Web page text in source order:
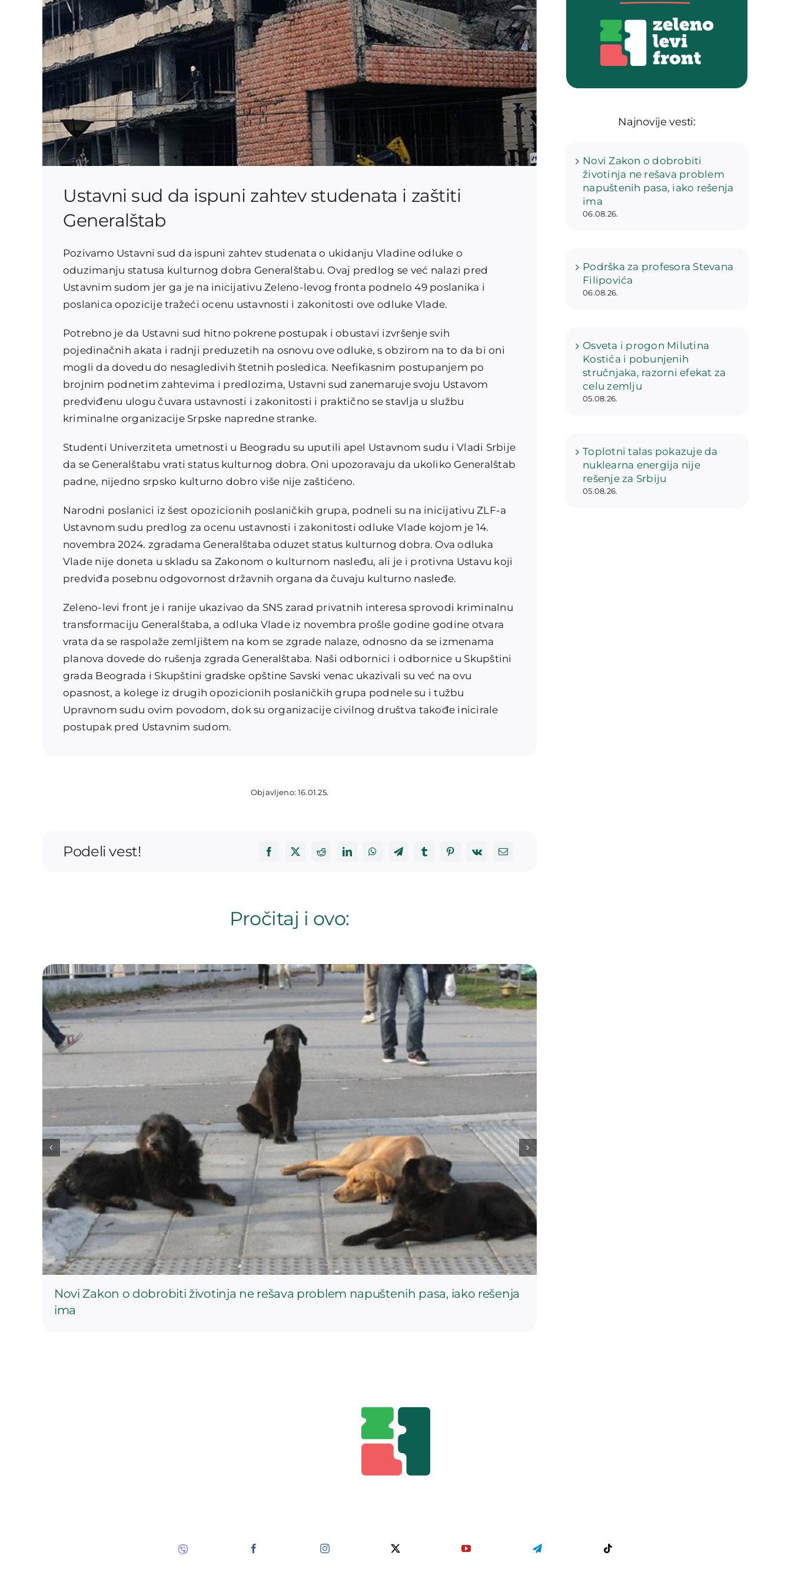
Ustavni sud da ispuni zahtev studenata i zaštiti
Generalštab
Pozivamo Ustavni sud da ispuni zahtev studenata o ukidanju Vladine odluke o
oduzimanju statusa kulturnog dobra Generalštabu. Ovaj predlog se već nalazi pred
Ustavnim sudom jer ga je na inicijativu Zeleno-levog fronta podnelo 49 poslanika i
poslanica opozicije tražeći ocenu ustavnosti i zakonitosti ove odluke Vlade.
Potrebno je da Ustavni sud hitno pokrene postupak i obustavi izvršenje svih
pojedinačnih akata i radnji preduzetih na osnovu ove odluke, s obzirom na to da bi oni
mogli da dovedu do nesagledivih štetnih posledica. Neefikasnim postupanjem po
brojnim podnetim zahtevima i predlozima, Ustavni sud zanemaruje svoju Ustavom
predviđenu ulogu čuvara ustavnosti i zakonitosti i praktično se stavlja u službu
kriminalne organizacije Srpske napredne stranke.
Studenti Univerziteta umetnosti u Beogradu su uputili apel Ustavnom sudu i Vladi Srbije
da se Generalštabu vrati status kulturnog dobra. Oni upozoravaju da ukoliko Generalštab
padne, nijedno srpsko kulturno dobro više nije zaštićeno.
Narodni poslanici iz šest opozicionih poslaničkih grupa, podneli su na inicijativu ZLF-a
Ustavnom sudu predlog za ocenu ustavnosti i zakonitosti odluke Vlade kojom je 14.
novembra 2024. zgradama Generalštaba oduzet status kulturnog dobra. Ova odluka
Vlade nije doneta u skladu sa Zakonom o kulturnom nasleđu, ali je i protivna Ustavu koji
predviđa posebnu odgovornost državnih organa da čuvaju kulturno nasleđe.
Zeleno-levi front je i ranije ukazivao da SNS zarad privatnih interesa sprovodi kriminalnu
transformaciju Generalštaba, a odluka Vlade iz novembra prošle godine godine otvara
vrata da se raspolaže zemljištem na kom se zgrade nalaze, odnosno da se izmenama
planova dovede do rušenja zgrada Generalštaba. Naši odbornici i odbornice u Skupštini
grada Beograda i Skupštini gradske opštine Savski venac ukazivali su već na ovu
opasnost, a kolege iz drugih opozicionih poslaničkih grupa podnele su i tužbu
Upravnom sudu ovim povodom, dok su organizacije civilnog društva takođe inicirale
postupak pred Ustavnim sudom.
Objavljeno: 16.01.25.
Podeli vest!
Pročitaj i ovo:
Novi Zakon o dobrobiti životinja ne rešava problem napuštenih pasa, iako rešenja
ima
Najnovije vesti:
Novi Zakon o dobrobiti
životinja ne rešava problem
napuštenih pasa, iako rešenja
ima
06.08.26.
Podrška za profesora Stevana
Filipovića
06.08.26.
Osveta i progon Milutina
Kostića i pobunjenih
stručnjaka, razorni efekat za
celu zemlju
05.08.26.
Toplotni talas pokazuje da
nuklearna energija nije
rešenje za Srbiju
05.08.26.